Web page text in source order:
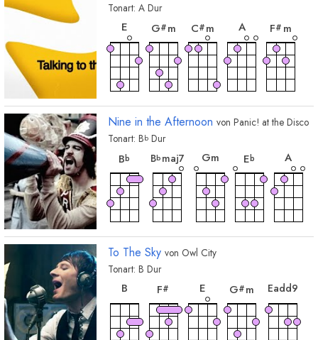
Tonart: A Dur
E
akkord
G#m
C#m
A
F# m
B
akkord
E7
akkord
F#
akkord
Nine in the Afternoon von Panic! at the Disco
Tonart: Bb Dur
Bb
akkord
Bbmaj7 Gm
Eb
A
Dm
akkord
F
akkord
C
akkord
B
akkord
Am
Em
akkord
To The Sky von Owl City
Tonart: B Dur
B
akkord
F#
E
G#m Eadd9